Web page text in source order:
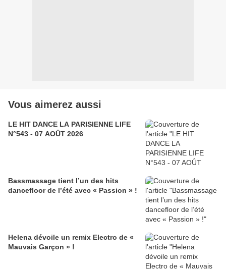
Vous aimerez aussi
LE HIT DANCE LA PARISIENNE LIFE
N°543 - 07 AOÛT 2026
Bassmassage tient l’un des hits
dancefloor de l’été avec « Passion » !
Helena dévoile un remix Electro de «
Mauvais Garçon » !